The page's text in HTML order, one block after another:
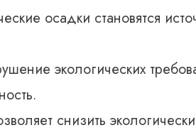
осадки становятся
экологических
снизить